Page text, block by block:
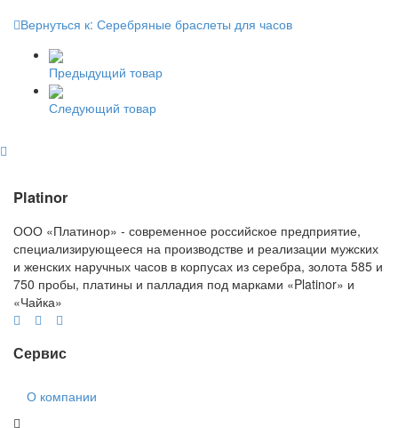
Вернуться к: Серебряные браслеты для часов
Предыдущий товар
Следующий товар
Platinor
ООО «Платинор» - современное российское предприятие,
специализирующееся на производстве и реализации мужских
и женских наручных часов в корпусах из серебра, золота 585 и
750 пробы, платины и палладия под марками «Platinor» и
«Чайка»
Сервис
О компании